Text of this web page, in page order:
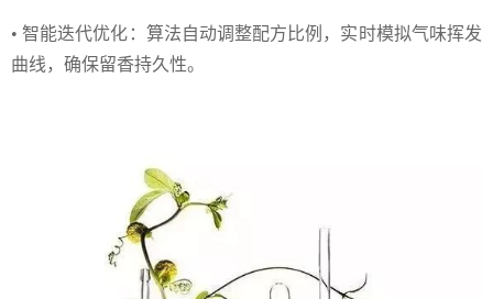
• 智能迭代优化：算法自动调整配方比例，实时模拟气味挥发
曲线，确保留香持久性。